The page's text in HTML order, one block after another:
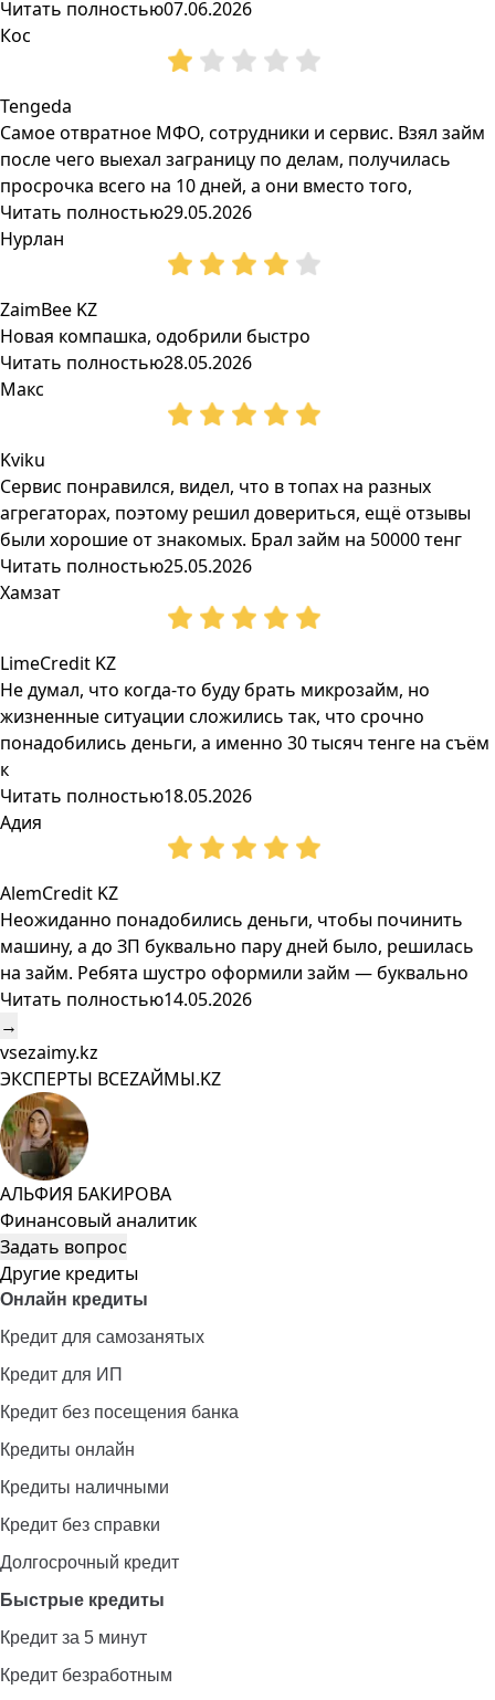
Читать полностью07.06.2026
Кос
Tengeda
Самое отвратное МФО, сотрудники и сервис. Взял займ
после чего выехал заграницу по делам, получилась
просрочка всего на 10 дней, а они вместо того,
Читать полностью29.05.2026
Нурлан
ZaimBee KZ
Новая компашка, одобрили быстро
Читать полностью28.05.2026
Макс
Kviku
Сервис понравился, видел, что в топах на разных
агрегаторах, поэтому решил довериться, ещё отзывы
были хорошие от знакомых. Брал займ на 50000 тенг
Читать полностью25.05.2026
Хамзат
LimeCredit KZ
Не думал, что когда-то буду брать микрозайм, но
жизненные ситуации сложились так, что срочно
понадобились деньги, а именно 30 тысяч тенге на съём
к
Читать полностью18.05.2026
Адия
AlemCredit KZ
Неожиданно понадобились деньги, чтобы починить
машину, а до ЗП буквально пару дней было, решилась
на займ. Ребята шустро оформили займ — буквально
Читать полностью14.05.2026
→
vsezaimy.kz
ЭКСПЕРТЫ ВСЕZAЙМЫ.KZ
АЛЬФИЯ БАКИРОВА
Финансовый аналитик
Задать вопрос
Другие кредиты
Онлайн кредиты
Кредит для самозанятых
Кредит для ИП
Кредит без посещения банка
Кредиты онлайн
Кредиты наличными
Кредит без справки
Долгосрочный кредит
Быстрые кредиты
Кредит за 5 минут
Кредит безработным